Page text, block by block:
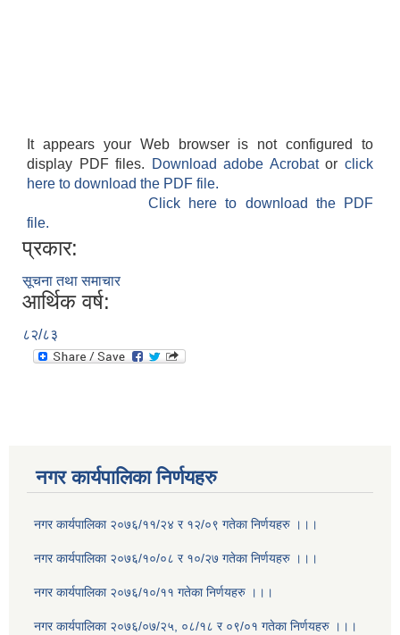
It appears your Web browser is not configured to
display PDF files.
Download adobe Acrobatorclick
here to download the PDF file.
Click here to download the PDF
file.
प्रकार:
सूचना तथा समाचार
आर्थिक वर्ष:
८२/८३
नगर कार्यपालिका निर्णयहरु
नगर कार्यपालिका २०७६/११/२४ र १२/०९ गतेका निर्णयहरु ।।।
नगर कार्यपालिका २०७६/१०/०८ र १०/२७ गतेका निर्णयहरु ।।।
नगर कार्यपालिका २०७६/१०/११ गतेका निर्णयहरु ।।।
नगर कार्यपालिका २०७६/०७/२५, ०८/१८ र ०९/०१ गतेका निर्णयहरु ।।।